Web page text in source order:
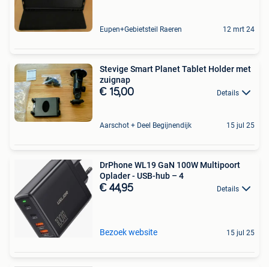
Eupen+Gebietsteil Raeren 12 mrt 24
Stevige Smart Planet Tablet Holder met
zuignap
€ 15,00 Details
Aarschot + Deel Begijnendijk 15 jul 25
DrPhone WL19 GaN 100W Multipoort
Oplader - USB-hub – 4
€ 44,95 Details
Bezoek website 15 jul 25